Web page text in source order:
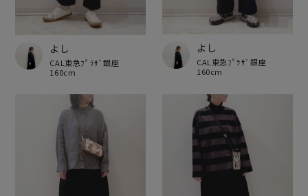
よし
CAL東急ﾌﾟﾗｻﾞ銀座
160cm
よし
CAL東急ﾌﾟﾗｻﾞ銀座
160cm